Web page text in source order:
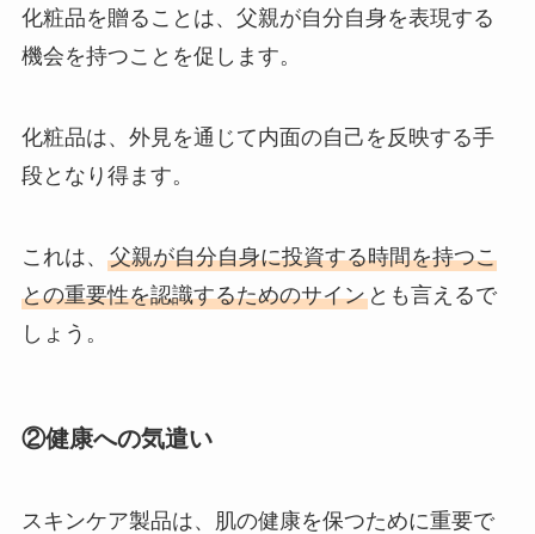
化粧品を贈ることは、父親が自分自身を表現する
機会を持つことを促します。
化粧品は、外見を通じて内面の自己を反映する手
段となり得ます。
これは、 父親が自分自身に投資する時間を持つこ
との重要性を認識するためのサインとも言えるで
しょう。
②健康への気遣い
スキンケア製品は、肌の健康を保つために重要で